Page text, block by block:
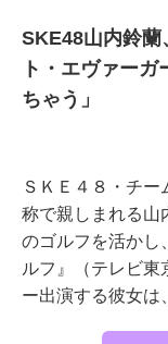
SKE48山内鈴蘭
ト・エヴァー
ちゃう」
ＳＫＥ４８・チ
称で親しまれる山
のゴルフを活かし
ルフ』（テレビ東
ー出演する彼女